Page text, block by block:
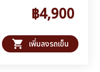
฿4,900
shopping_cart เพิ่มลงรถเข็น